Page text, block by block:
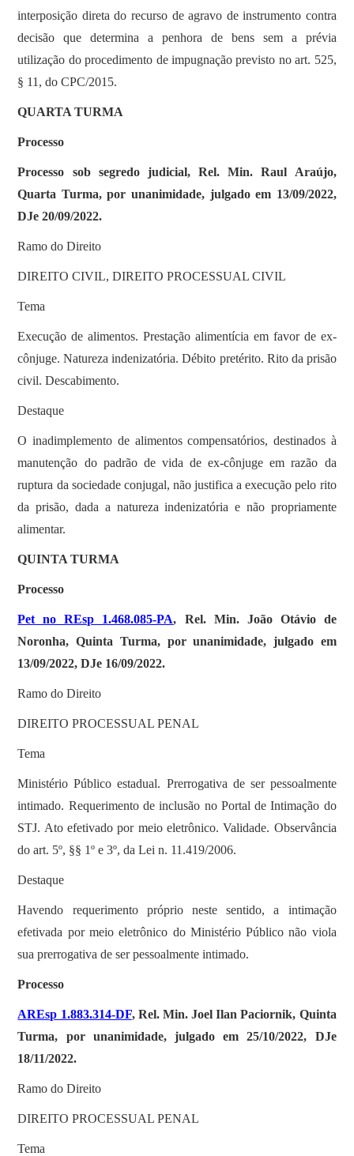
interposição direta do recurso de agravo de instrumento contra
decisão que determina a penhora de bens sem a prévia
utilização do procedimento de impugnação previsto no art. 525,
§ 11, do CPC/2015.
QUARTA TURMA
Processo
Processo sob segredo judicial, Rel. Min. Raul Araújo,
Quarta Turma, por unanimidade, julgado em 13/09/2022,
DJe 20/09/2022.
Ramo do Direito
DIREITO CIVIL, DIREITO PROCESSUAL CIVIL
Tema
Execução de alimentos. Prestação alimentícia em favor de ex-
cônjuge. Natureza indenizatória. Débito pretérito. Rito da prisão
civil. Descabimento.
Destaque
O inadimplemento de alimentos compensatórios, destinados à
manutenção do padrão de vida de ex-cônjuge em razão da
ruptura da sociedade conjugal, não justifica a execução pelo rito
da prisão, dada a natureza indenizatória e não propriamente
alimentar.
QUINTA TURMA
Processo
Pet no REsp 1.468.085-PA, Rel. Min. João Otávio de
Noronha, Quinta Turma, por unanimidade, julgado em
13/09/2022, DJe 16/09/2022.
Ramo do Direito
DIREITO PROCESSUAL PENAL
Tema
Ministério Público estadual. Prerrogativa de ser pessoalmente
intimado. Requerimento de inclusão no Portal de Intimação do
STJ. Ato efetivado por meio eletrônico. Validade. Observância
do art. 5º, §§ 1º e 3º, da Lei n. 11.419/2006.
Destaque
Havendo requerimento próprio neste sentido, a intimação
efetivada por meio eletrônico do Ministério Público não viola
sua prerrogativa de ser pessoalmente intimado.
Processo
AREsp 1.883.314-DF, Rel. Min. Joel Ilan Paciornik, Quinta
Turma, por unanimidade, julgado em 25/10/2022, DJe
18/11/2022.
Ramo do Direito
DIREITO PROCESSUAL PENAL
Tema